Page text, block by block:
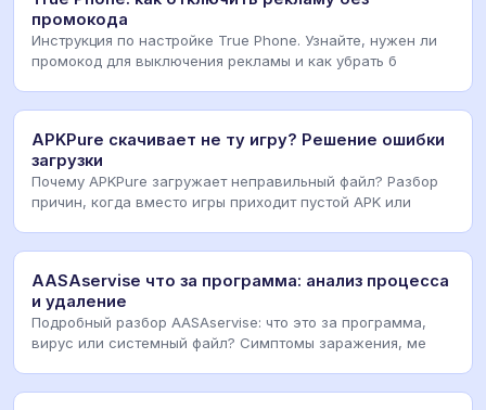
промокода
Инструкция по настройке True Phone. Узнайте, нужен ли
промокод для выключения рекламы и как убрать б
APKPure скачивает не ту игру? Решение ошибки
загрузки
Почему APKPure загружает неправильный файл? Разбор
причин, когда вместо игры приходит пустой APK или
AASAservise что за программа: анализ процесса
и удаление
Подробный разбор AASAservise: что это за программа,
вирус или системный файл? Симптомы заражения, ме